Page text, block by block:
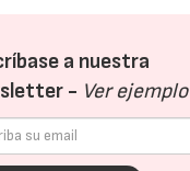
a nuestra
- Ver ejemplo